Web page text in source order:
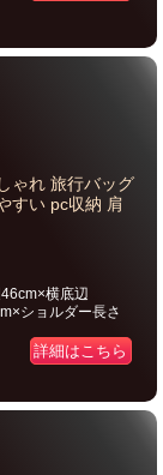
ゃれ 旅行バッグ
すい pc収納 肩
横底辺
ショルダー長さ
詳細はこちら